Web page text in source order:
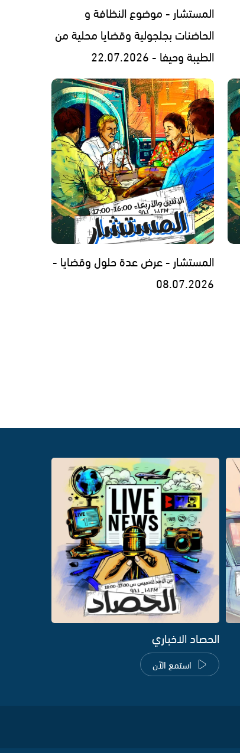
المستشار - موضوع النظافة و
الحاضنات بجلجولية وقضايا محلية من
الطيبة وحيفا - 22.07.2026
المستشار - عرض عدة حلول وقضايا -
08.07.2026
الحصاد الاخباري
استمع الآن